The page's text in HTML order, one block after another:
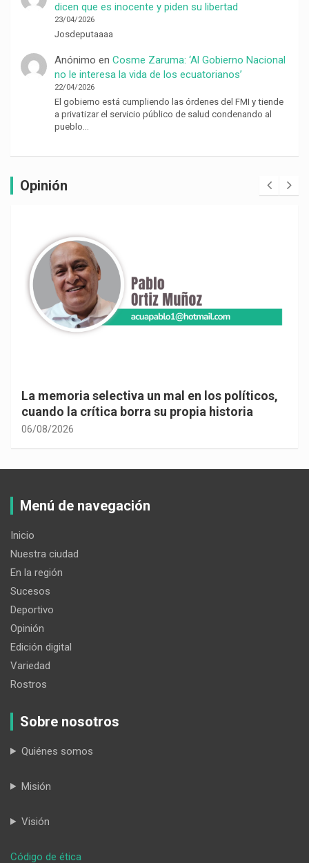
dicen que es inocente y piden su libertad
23/04/2026
Josdeputaaaa
Anónimo en Cosme Zaruma: ‘Al Gobierno Nacional
no le interesa la vida de los ecuatorianos’
22/04/2026
El gobierno está cumpliendo las órdenes del FMI y tiende
a privatizar el servicio público de salud condenando al
pueblo…
Opinión
La memoria selectiva un mal en los políticos,
cuando la crítica borra su propia historia
06/08/2026
Menú de navegación
Inicio
Nuestra ciudad
En la región
Sucesos
Deportivo
Opinión
Edición digital
Variedad
Rostros
Sobre nosotros
Quiénes somos
Misión
Visión
Código de ética